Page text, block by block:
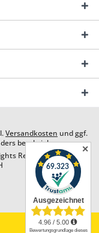
Versandkosten und ggf.
beschrieben
Reserved. Design by
✕